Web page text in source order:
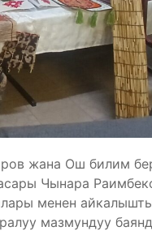
жана Ош билим
Чынара
менен
мазмундуу